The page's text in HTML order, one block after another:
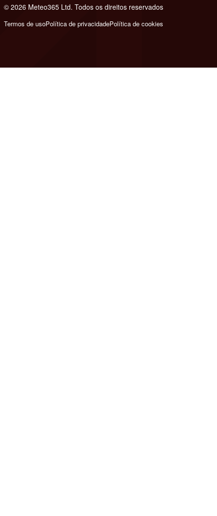
© 2026 Meteo365 Ltd. Todos os direitos reservados
Termos de usoPolítica de privacidadePolítica de cookies